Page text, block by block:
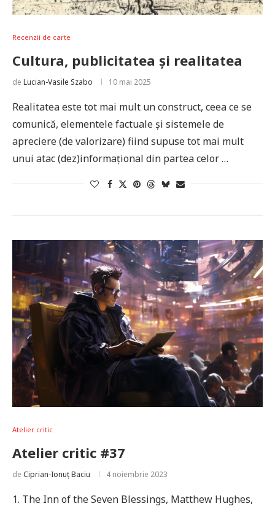
Recenzii de carte
Cultura, publicitatea și realitatea
de Lucian-Vasile Szabo 10 mai 2025
Realitatea este tot mai mult un construct, ceea ce se
comunică, elementele factuale și sistemele de
apreciere (de valorizare) fiind supuse tot mai mult
unui atac (dez)informațional din partea celor …
Atelier critic
Atelier critic #37
de Ciprian-Ionuț Baciu 4 noiembrie 2023
1. The Inn of the Seven Blessings, Matthew Hughes,